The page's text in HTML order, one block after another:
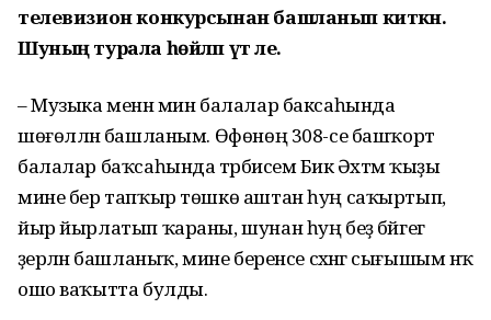
телевизион конкурсынан башланып киткән.
Шуның турала һөйләп үт әле.
– Музыка менән мин балалар баксаһында
шөғөлләнә башланым. Өфөнөң 308-се башҡорт
балалар баҡсаһында тәрбиәсем Бикә Әхтәм ҡыҙы
мине бер тапҡыр төшкө аштан һуң саҡыртып,
йыр йырлатып ҡараны, шунан һуң беҙ бәйгегә
әҙерләнә башланыҡ, мине беренсе сәхнәгә сығышым нәҡ
ошо ваҡытта булды.